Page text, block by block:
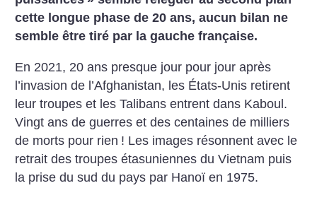
cette longue phase de 20 ans, aucun bilan ne
semble être tiré par la gauche française.
En 2021, 20 ans presque jour pour jour après
l’invasion de l’Afghanistan, les États-Unis retirent
leur troupes et les Talibans entrent dans Kaboul.
Vingt ans de guerres et des centaines de milliers
de morts pour rien ! Les images résonnent avec le
retrait des troupes étasuniennes du Vietnam puis
la prise du sud du pays par Hanoï en 1975.